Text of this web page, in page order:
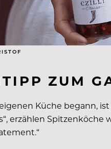
ZUM
Küche begann,
erzählen